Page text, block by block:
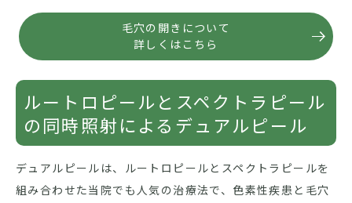
毛穴の開きについて
詳しくはこちら
ルートロピールとスペクトラピール
の同時照射によるデュアルピール
デュアルピールは、ルートロピールとスペクトラピールを
組み合わせた当院でも人気の治療法で、色素性疾患と毛穴